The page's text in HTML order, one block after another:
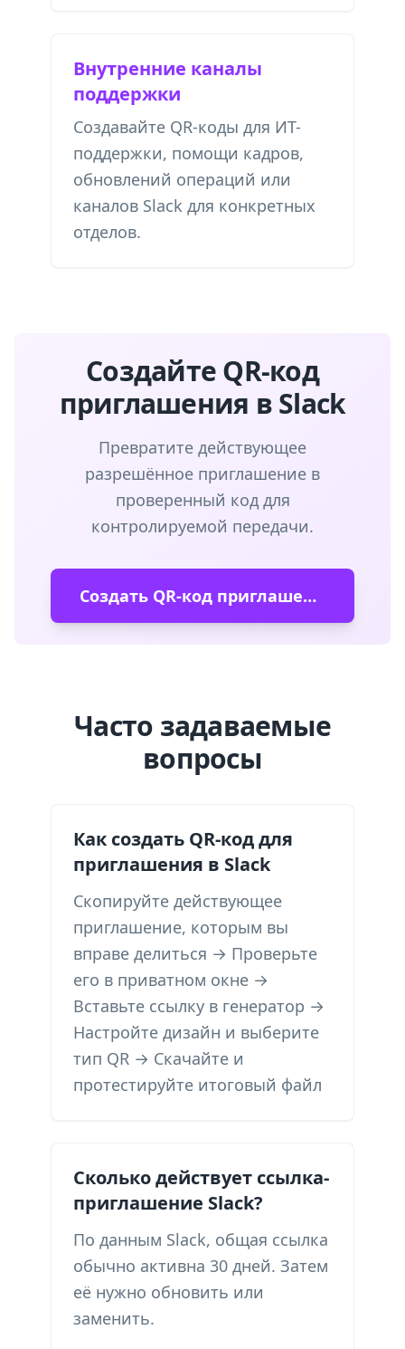
Внутренние каналы
поддержки
Создавайте QR-коды для ИТ-
поддержки, помощи кадров,
обновлений операций или
каналов Slack для конкретных
отделов.
Создайте QR-код
приглашения в Slack
Превратите действующее
разрешённое приглашение в
проверенный код для
контролируемой передачи.
Создать QR-код приглашения в Slack
Часто задаваемые
вопросы
Как создать QR-код для
приглашения в Slack
Скопируйте действующее
приглашение, которым вы
вправе делиться → Проверьте
его в приватном окне →
Вставьте ссылку в генератор →
Настройте дизайн и выберите
тип QR → Скачайте и
протестируйте итоговый файл
Сколько действует ссылка-
приглашение Slack?
По данным Slack, общая ссылка
обычно активна 30 дней. Затем
её нужно обновить или
заменить.